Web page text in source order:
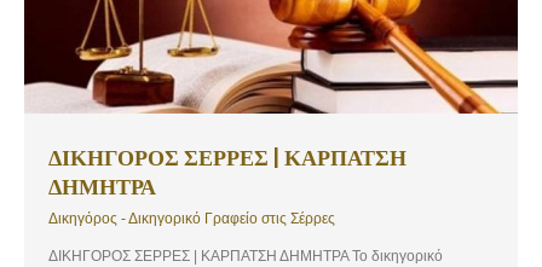
Υπηρεσίες: Αστικό Δίκαιο, Ενοχικό, Οικογενειακό, Κληρονομικό,
Εμπράγματο Δίκαιο: Αναλαμβάνονται υποθέσεις που αφορούν το
σύνολο των κανόνων και εκφάνσεων του Αστικού Δικαίου, όπως
θέματα οικογενειακού, κληρονομικού και εμπράγματου δικαίου,
καθώς και διαφορές που ανακύπτουν από τις ενοχικές σχέσεις των
ΔΙΚΗΓΟΡΟΣ ΣΕΡΡΕΣ | ΚΑΡΠΑΤΣΗ
ΔΗΜΗΤΡΑ
Δικηγόρος - Δικηγορικό Γραφείο στις Σέρρες
ΔΙΚΗΓΟΡΟΣ ΣΕΡΡΕΣ | ΚΑΡΠΑΤΣΗ ΔΗΜΗΤΡΑ Το δικηγορικό